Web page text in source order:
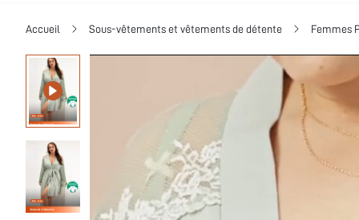
Accueil Sous-vêtements et vêtements de détente Femmes